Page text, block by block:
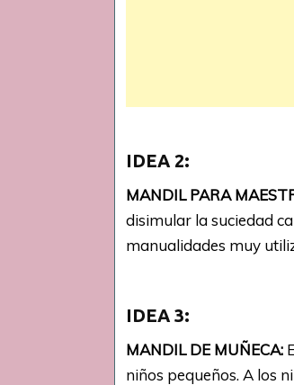
IDEA 2:
MANDIL PARA
disimular la suciedad
manualidades muy
IDEA 3:
MANDIL DE MUÑECA:
niños pequeños. A los